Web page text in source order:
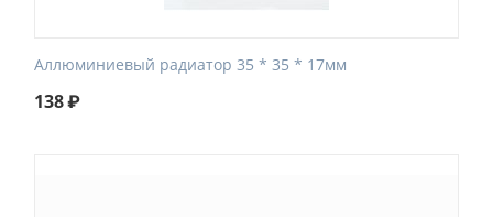
Аллюминиевый радиатор 35 * 35 * 17мм
138₽